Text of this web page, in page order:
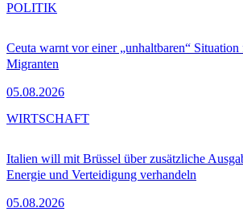
Ceuta warnt vor einer „unhaltbaren“
Migranten
05.08.2026
POLITIK
Italien will mit Brüssel über zusätzliche
Energie und Verteidigung verhandeln
05.08.2026
WIRTSCHAFT